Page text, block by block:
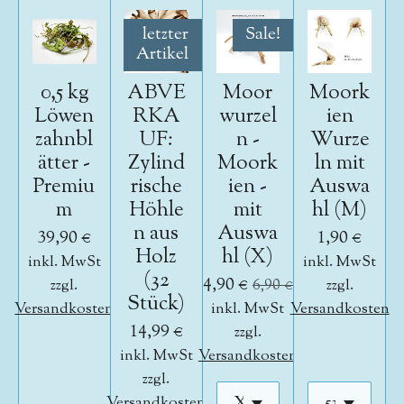
0,5 kg
Löwen
zahnbl
ätter -
Premiu
m
39,90 €
inkl. MwSt
zzgl.
Versandkosten
letzter
Artikel
ABVE
RKA
UF:
Zylind
rische
Höhle
n aus
Holz
(32
Stück)
14,99 €
inkl. MwSt
zzgl.
Sale!
Moor
wurzel
n -
Moork
ien -
mit
Auswa
hl (X)
4,90 € 6,90 €
inkl. MwSt
zzgl.
Versandkosten
Moork
ien
Wurze
ln mit
Auswa
hl (M)
1,90 €
inkl. MwSt
zzgl.
Versandkosten